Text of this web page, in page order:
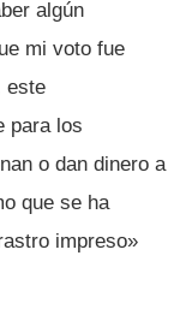
algún
mi voto fue
este
para los
o dan dinero a
que se ha
impreso»